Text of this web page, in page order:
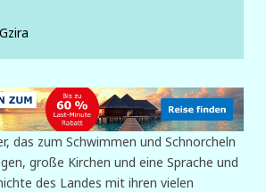
das zum Schwimmen und Schnorcheln
große Kirchen und eine Sprache und
des Landes mit ihren vielen